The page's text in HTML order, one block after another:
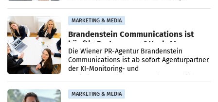
MARKETING & MEDIA
Brandenstein Communications ist
künftig Partner von OtterlyAI
Die Wiener PR-Agentur Brandenstein
Communications ist ab sofort Agenturpartner
der KI-Monitoring- und
MARKETING & MEDIA